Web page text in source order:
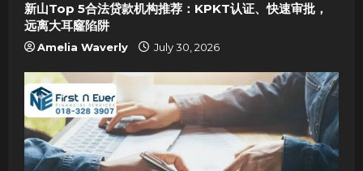
新山Top 5合法贷款机构推荐：KPKT认证、快速审批，
远离大耳窿陷阱
Amelia Waverly July 30, 2026